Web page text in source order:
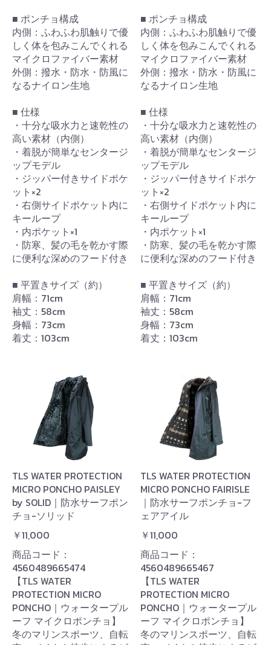
■ ポンチョ構成
内側：ふわふわ肌触りで優
しく体を包みこんでくれる
マイクロファイバー素材
外側：撥水・防水・防風に
なるナイロン生地
■ 仕様
・十分な吸水力と速乾性の
高い素材（内側）
・着脱が簡単なセンタージ
ップモデル
・ジッパー付きサイドポケ
ット×2
・右側サイドポケット内に
キーループ
・内ポケット×1
・防寒、髪の毛を乾かす際
に便利な深めのフード付き
■ 平置きサイズ（約）
肩幅：71cm
袖丈：58cm
身幅：73cm
着丈：103cm
■ ポンチョ構成
内側：ふわふわ肌触りで優
しく体を包みこんでくれる
マイクロファイバー素材
外側：撥水・防水・防風に
なるナイロン生地
■ 仕様
・十分な吸水力と速乾性の
高い素材（内側）
・着脱が簡単なセンタージ
ップモデル
・ジッパー付きサイドポケ
ット×2
・右側サイドポケット内に
キーループ
・内ポケット×1
・防寒、髪の毛を乾かす際
に便利な深めのフード付き
■ 平置きサイズ（約）
肩幅：71cm
袖丈：58cm
身幅：73cm
着丈：103cm
TLS WATER PROTECTION
MICRO PONCHO PAISLEY
by SOLID｜防水サーフポン
チョ-ソリッド
￥11,000
商品コード：
4560489665474
【TLS WATER
PROTECTION MICRO
PONCHO｜ウォータープル
ーフ マイクロポンチョ】
冬のマリンスポーツ、自転
TLS WATER PROTECTION
MICRO PONCHO FAIRISLE
｜防水サーフポンチョ-フ
ェアアイル
￥11,000
商品コード：
4560489665467
【TLS WATER
PROTECTION MICRO
PONCHO｜ウォータープル
ーフ マイクロポンチョ】
冬のマリンスポーツ、自転